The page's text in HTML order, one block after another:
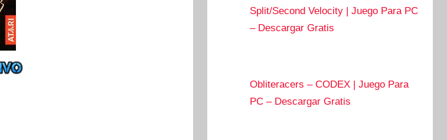
Split/Second Velocity | Juego Para PC
– Descargar Gratis
Obliteracers – CODEX | Juego Para
PC – Descargar Gratis